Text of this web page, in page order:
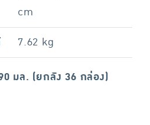
cm
7.62 kg
มล. (ยกลัง 36 กล่อง)